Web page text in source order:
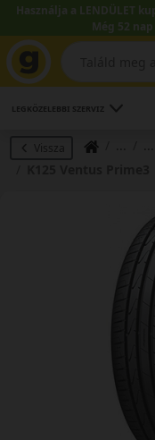
Használja a LENDÜLET
Még 52
LEGKÖZELEBBI SZERVIZ
Vissza